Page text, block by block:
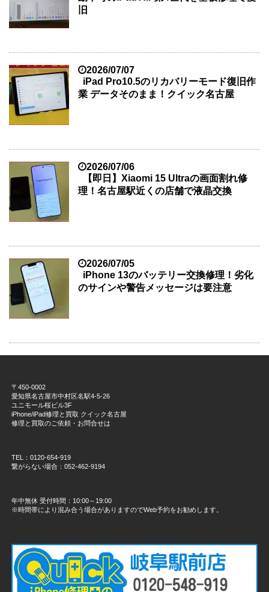
旧
2026/07/07
iPad Pro10.5のリカバリーモード復旧作
業 データそのまま！クイック名古屋
2026/07/06
【即日】Xiaomi 15 Ultraの画面割れ修
理！名古屋駅近くの店舗で液晶交換
2026/07/05
iPhone 13のバッテリー交換修理！劣化
のサインや警告メッセージは要注意
〒450-0002
愛知県名古屋市中村区名駅4-5-26
ユニモール桜ビル3F
iPhone/iPad修理と買取 クイック名古屋
修理と買取のご依頼・お問合せは
TEL：0120-654-919
繋がらない場合：052-462-9194
年中無休 受付時間：10:00～19:00
※時間帯により混み合う場合がありますのでWeb予約をお勧めします。